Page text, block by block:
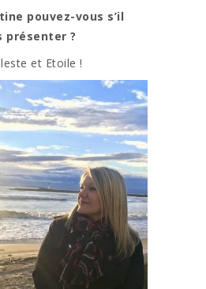
pouvez-vous s’il
présenter ?
et Etoile !